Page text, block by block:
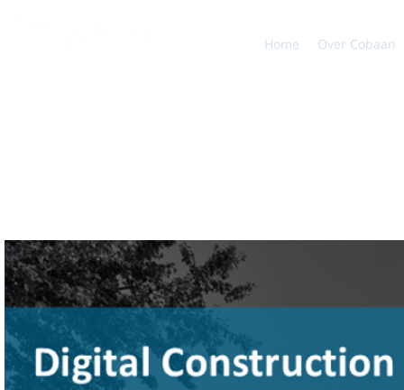
Home Over Cobaan